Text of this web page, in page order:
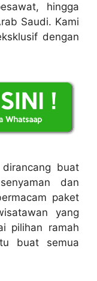
hingga
Saudi. Kami
dengan
buat
dan
paket
yang
pilihan ramah
buat semua